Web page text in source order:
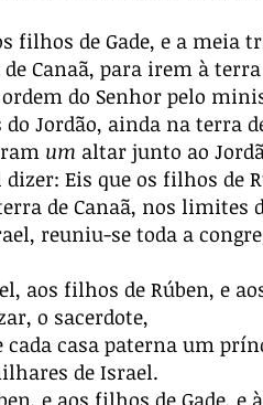
filhos de Gade, e a
Canaã, para irem à
do Senhor pelo
Jordão, ainda na terra
um altar junto ao
Eis que os filhos de
de Canaã, nos limites
reuniu-se toda a
aos filhos de Rúben, e
o sacerdote,
cada casa paterna um
de Israel.
e aos filhos de Gade,